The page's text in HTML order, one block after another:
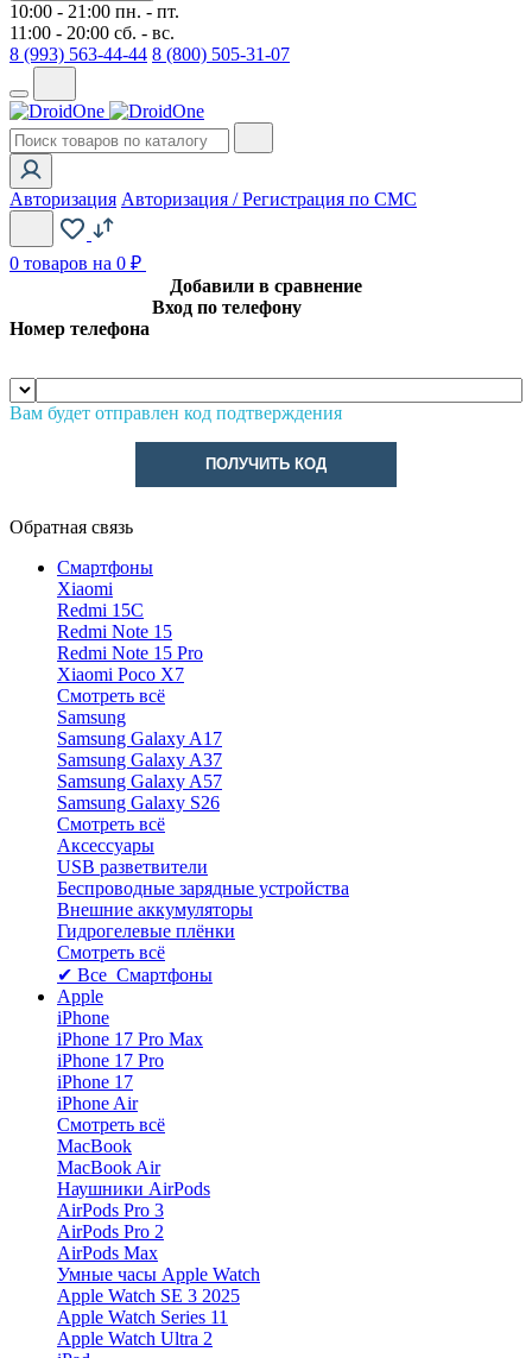
10:00 - 21:00 пн. - пт.
11:00 - 20:00 сб. - вс.
8 (993) 563-44-44 8 (800) 505-31-07
Авторизация Авторизация / Регистрация по СМС
0 товаров на 0 ₽
Добавили в сравнение
Вход по телефону
Номер телефона
Вам будет отправлен код подтверждения
ПОЛУЧИТЬ КОД
Обратная связь
Смартфоны
Xiaomi
Redmi 15C
Redmi Note 15
Redmi Note 15 Pro
Xiaomi Poco X7
Смотреть всё
Samsung
Samsung Galaxy A17
Samsung Galaxy A37
Samsung Galaxy A57
Samsung Galaxy S26
Смотреть всё
Аксессуары
USB разветвители
Беспроводные зарядные устройства
Внешние аккумуляторы
Гидрогелевые плёнки
Смотреть всё
✔ Все Смартфоны
Apple
iPhone
iPhone 17 Pro Max
iPhone 17 Pro
iPhone 17
iPhone Air
Смотреть всё
MacBook
MacBook Air
Наушники AirPods
AirPods Pro 3
AirPods Pro 2
AirPods Max
Умные часы Apple Watch
Apple Watch SE 3 2025
Apple Watch Series 11
Apple Watch Ultra 2